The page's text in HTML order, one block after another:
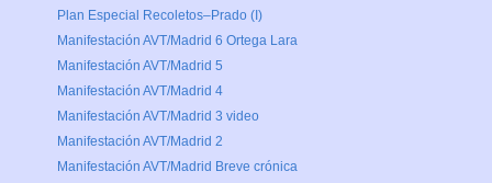
Plan Especial Recoletos–Prado (I)
Manifestación AVT/Madrid 6 Ortega Lara
Manifestación AVT/Madrid 5
Manifestación AVT/Madrid 4
Manifestación AVT/Madrid 3 video
Manifestación AVT/Madrid 2
Manifestación AVT/Madrid Breve crónica